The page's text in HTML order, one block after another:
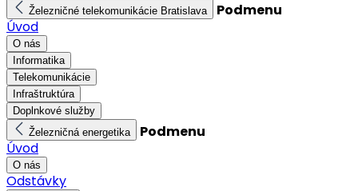
Železničné telekomunikácie Bratislava
Podmenu
Úvod
O nás
Informatika
Telekomunikácie
Infraštruktúra
Doplnkové služby
Železničná energetika
Podmenu
Úvod
O nás
Odstávky